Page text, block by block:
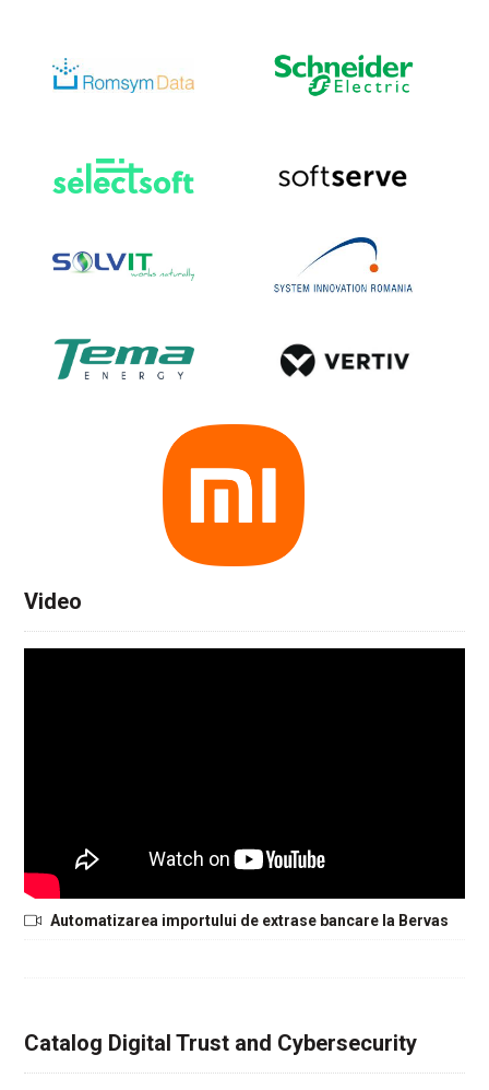
Video
Automatizarea importului de extrase bancare la Bervas
Catalog Digital Trust and Cybersecurity